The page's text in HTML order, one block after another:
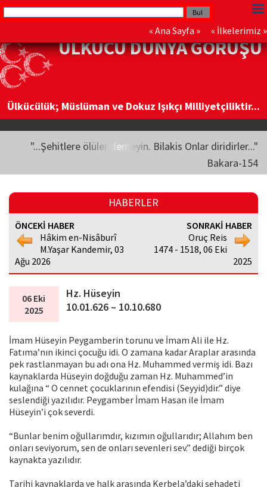
« Ana Sayfa » « İlkelerimiz »
ÜLKÜCÜ DÜNYA GÖRÜŞÜ
Ülkücülük; Müslüman ve Dokuz Işıkçı Milliyetçiliktir...
"...Şehitlere ölüler demeyin. Bilakis Onlar diridirler..."
Bakara-154
HABERLER
ÖNCEKİ HABER
Hâkim en-Nisâburî
M.Yaşar Kandemir, 03
Ağu 2026
SONRAKİ HABER
Oruç Reis
1474 - 1518, 06 Eki
2025
06 Eki
2025
Hz. Hüseyin
10.01.626 – 10.10.680
İmam Hüseyin Peygamberin torunu ve İmam Ali ile Hz.
Fatıma’nın ikinci çocuğu idi. O zamana kadar Araplar arasında
pek rastlanmayan bu adı ona Hz. Muhammed vermiş idi. Bazı
kaynaklarda Hüseyin doğduğu zaman Hz. Muhammed’in
kulağına “ O cennet çocuklarının efendisi (Seyyid)dir.” diye
seslendiği yazılıdır. Peygamber İmam Hasan ile İmam
Hüseyin’i çok severdi.
“Bunlar benim oğullarımdır, kızımın oğullarıdır; Allahım ben
onları seviyorum, sen de onları sevenleri sev.” dediği birçok
kaynakta yazılıdır.
Tarihi kaynaklarda ve halk arasında Kerbela’daki şehadeti